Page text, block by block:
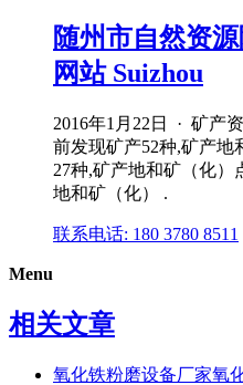
随州市自然资
网站 Suizhou
2016年1月22日 · 矿产
前发现矿产52种,矿产地
27种,矿产地和矿（化）
地和矿（化） .
联系电话: 180 3780 8511
Menu
相关文章
氧化铁粉磨设备厂家氧